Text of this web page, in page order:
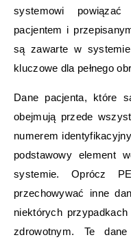
systemowi
pacjentem i
są zawarte w
kluczowe dla pełnego
Dane pacjenta, które
obejmują przede
numerem
podstawowy element
systemie. Oprócz
przechowywać inne
niektórych
zdrowotnym. Te